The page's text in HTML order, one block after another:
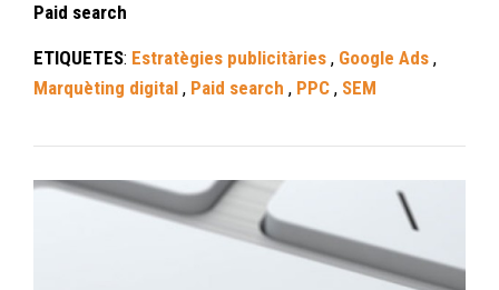
Paid search
ETIQUETES: Estratègies publicitàries , Google Ads ,
Marquèting digital , Paid search , PPC , SEM